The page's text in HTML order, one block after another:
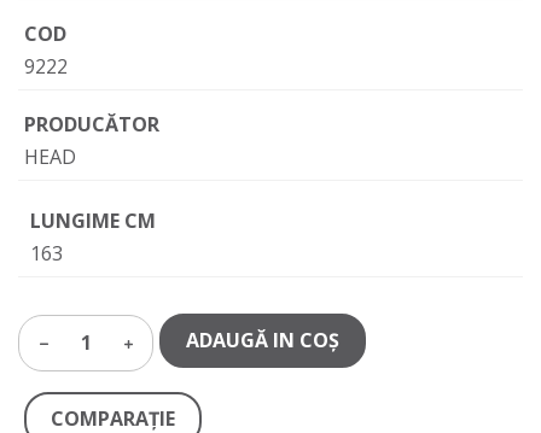
COD
9222
PRODUCĂTOR
HEAD
LUNGIME CM
163
1 ADAUGĂ IN COŞ
COMPARAŢIE